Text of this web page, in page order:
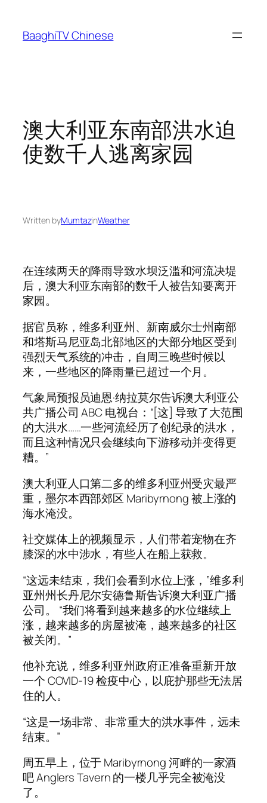
content
BaaghiTV Chinese
澳大利亚东南部洪水迫
使数千人逃离家园
Written byMumtazinWeather
在连续两天的降雨导致水坝泛滥和河流决堤
后，澳大利亚东南部的数千人被告知要离开
家园。
据官员称，维多利亚州、新南威尔士州南部
和塔斯马尼亚岛北部地区的大部分地区受到
强烈天气系统的冲击，自周三晚些时候以
来，一些地区的降雨量已超过一个月。
气象局预报员迪恩·纳拉莫尔告诉澳大利亚公
共广播公司 ABC 电视台：“[这] 导致了大范围
的大洪水……一些河流经历了创纪录的洪水，
而且这种情况只会继续向下游移动并变得更
糟。”
澳大利亚人口第二多的维多利亚州受灾最严
重，墨尔本西部郊区 Maribyrnong 被上涨的
海水淹没。
社交媒体上的视频显示，人们带着宠物在齐
膝深的水中涉水，有些人在船上获救。
“这远未结束，我们会看到水位上涨，”维多利
亚州州长丹尼尔安德鲁斯告诉澳大利亚广播
公司。 “我们将看到越来越多的水位继续上
涨，越来越多的房屋被淹，越来越多的社区
被关闭。”
他补充说，维多利亚州政府正准备重新开放
一个 COVID-19 检疫中心，以庇护那些无法居
住的人。
“这是一场非常、非常重大的洪水事件，远未
结束。”
周五早上，位于 Maribyrnong 河畔的一家酒
吧 Anglers Tavern 的一楼几乎完全被淹没
了。